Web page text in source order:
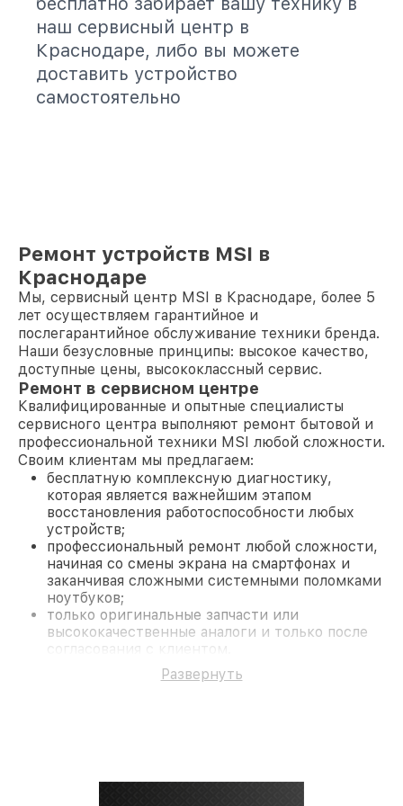
наш сервисный центр в
Краснодаре, либо вы можете
доставить устройство
самостоятельно
Ремонт устройств MSI в
Краснодаре
Мы, сервисный центр MSI в Краснодаре, более 5
лет осуществляем гарантийное и
послегарантийное обслуживание техники бренда.
Наши безусловные принципы: высокое качество,
доступные цены, высококлассный сервис.
Ремонт в сервисном центре
Квалифицированные и опытные специалисты
сервисного центра выполняют ремонт бытовой и
профессиональной техники MSI любой сложности.
Своим клиентам мы предлагаем:
бесплатную комплексную диагностику,
которая является важнейшим этапом
восстановления работоспособности любых
устройств;
профессиональный ремонт любой сложности,
начиная со смены экрана на смартфонах и
заканчивая сложными системными поломками
ноутбуков;
только оригинальные запчасти или
высококачественные аналоги и только после
согласования с клиентом.
На все работы и замененные комплектующие
предоставляется длительная гарантия. В случае
Развернуть